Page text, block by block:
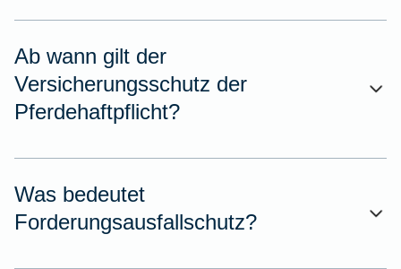
Ab wann gilt der
Versicherungsschutz der
Pferdehaftpflicht?
Was bedeutet
Forderungsausfallschutz?